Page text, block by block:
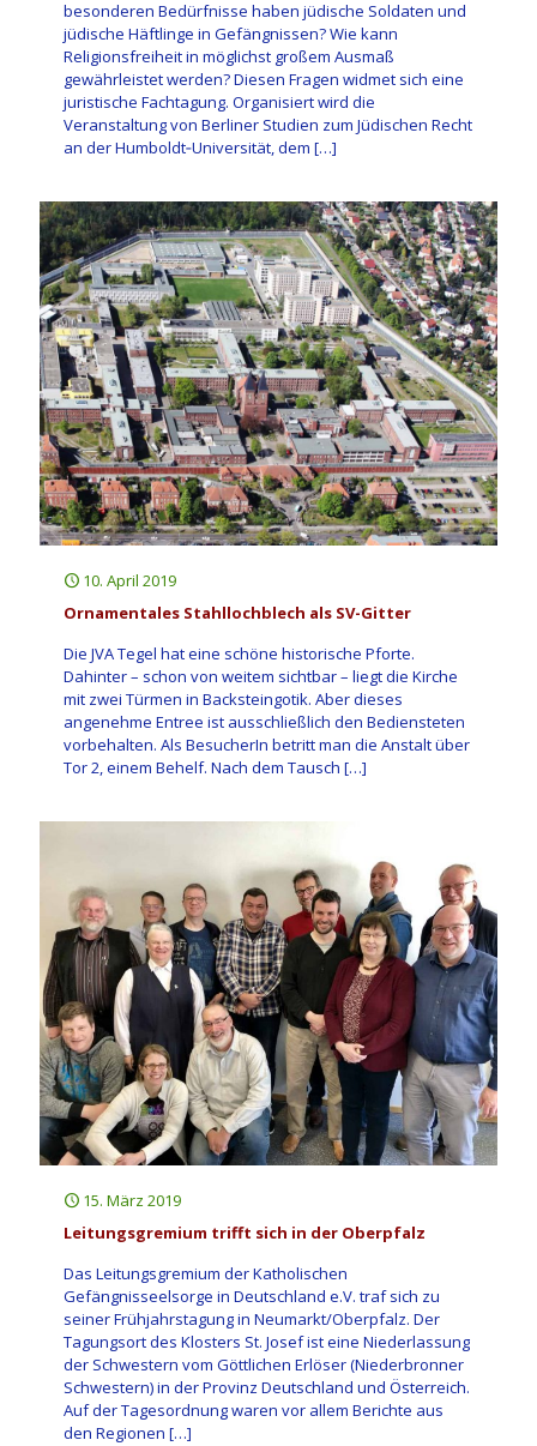
besonderen Bedürfnisse haben jüdische Soldaten und
jüdische Häftlinge in Gefängnissen? Wie kann
Religionsfreiheit in möglichst großem Ausmaß
gewährleistet werden? Diesen Fragen widmet sich eine
juristische Fachtagung. Organisiert wird die
Veranstaltung von Berliner Studien zum Jüdischen Recht
an der Humboldt‐Universität, dem […]
10. April 2019
Ornamentales Stahllochblech als SV-Gitter
Die JVA Tegel hat eine schöne historische Pforte.
Dahinter – schon von weitem sichtbar – liegt die Kirche
mit zwei Türmen in Backsteingotik. Aber dieses
angenehme Entree ist ausschließlich den Bediensteten
vorbehalten. Als BesucherIn betritt man die Anstalt über
Tor 2, einem Behelf. Nach dem Tausch […]
15. März 2019
Leitungsgremium trifft sich in der Oberpfalz
Das Leitungsgremium der Katholischen
Gefängnisseelsorge in Deutschland e.V. traf sich zu
seiner Frühjahrstagung in Neumarkt/Oberpfalz. Der
Tagungsort des Klosters St. Josef ist eine Niederlassung
der Schwestern vom Göttlichen Erlöser (Niederbronner
Schwestern) in der Provinz Deutschland und Österreich.
Auf der Tagesordnung waren vor allem Berichte aus
den Regionen […]